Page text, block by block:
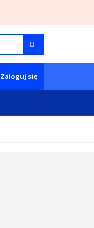
Zaloguj się